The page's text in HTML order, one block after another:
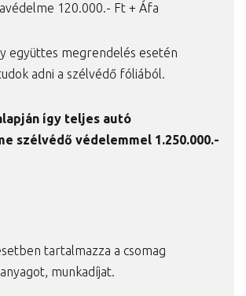
120.000.- Ft + Áfa
együttes megrendelés esetén
adni a szélvédő fóliából.
így teljes autó
szélvédő védelemmel 1.250.000.-
tartalmazza a csomag
munkadíjat.